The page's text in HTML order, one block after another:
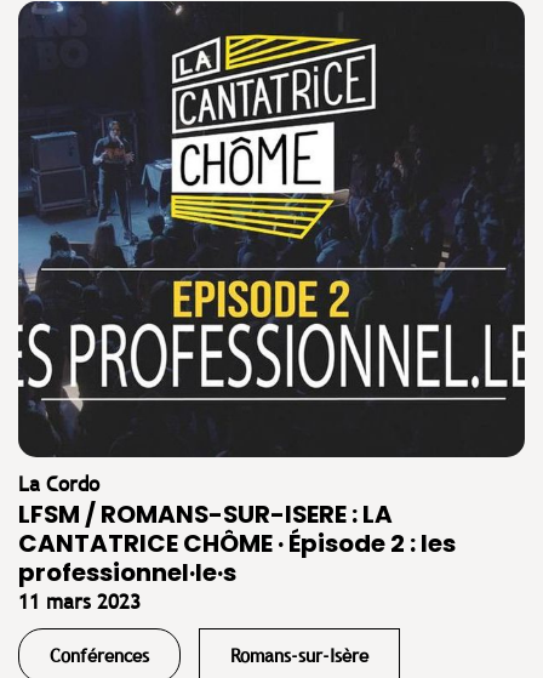
La Cordo
LFSM / ROMANS-SUR-ISERE : LA
CANTATRICE CHÔME · Épisode 2 : les
professionnel·le·s
11 mars 2023
Conférences Romans-sur-Isère